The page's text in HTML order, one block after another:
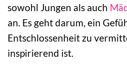
sowohl Jungen als auch
an. Es geht darum, ein
Entschlossenheit zu
inspirierend ist.